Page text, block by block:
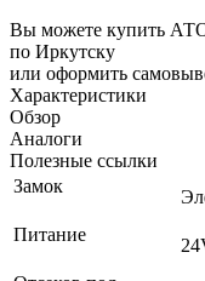
Вы можете купить
по Иркутску
или оформить
Характеристики
Обзор
Аналоги
Полезные ссылки
Замок
Питание